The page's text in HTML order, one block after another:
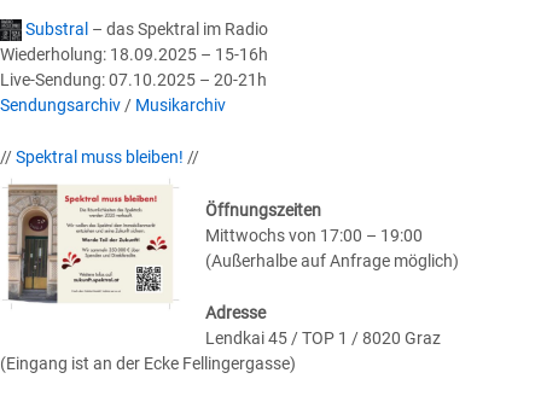
Substral – das Spektral im Radio
Wiederholung: 18.09.2025 – 15-16h
Live-Sendung: 07.10.2025 – 20-21h
Sendungsarchiv / Musikarchiv
//Spektral muss bleiben! //
Öffnungszeiten
Mittwochs von 17:00 – 19:00
(Außerhalbe auf Anfrage möglich)
Adresse
Lendkai 45 / TOP 1 / 8020 Graz
(Eingang ist an der Ecke Fellingergasse)